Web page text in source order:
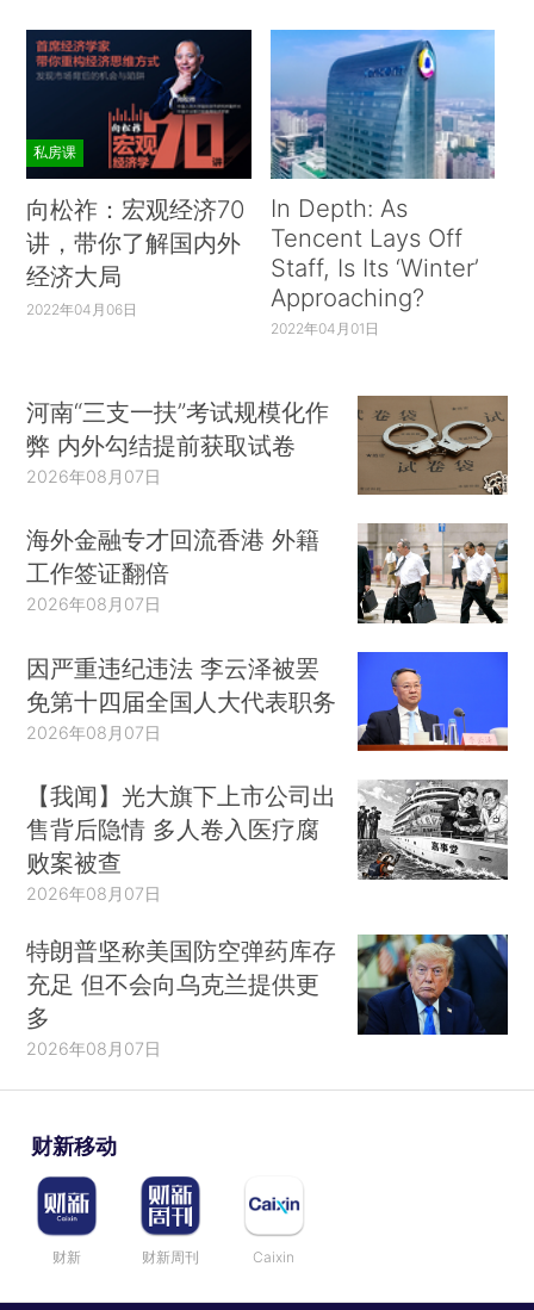
私房课
向松祚：宏观经济70
讲，带你了解国内外
经济大局
2022年04月06日
In Depth: As
Tencent Lays Off
Staff, Is Its ‘Winter’
Approaching?
2022年04月01日
河南“三支一扶”考试规模化作
弊 内外勾结提前获取试卷
2026年08月07日
海外金融专才回流香港 外籍
工作签证翻倍
2026年08月07日
因严重违纪违法 李云泽被罢
免第十四届全国人大代表职务
2026年08月07日
【我闻】光大旗下上市公司出
售背后隐情 多人卷入医疗腐
败案被查
2026年08月07日
特朗普坚称美国防空弹药库存
充足 但不会向乌克兰提供更
多
2026年08月07日
财新移动
财新 财新周刊 Caixin